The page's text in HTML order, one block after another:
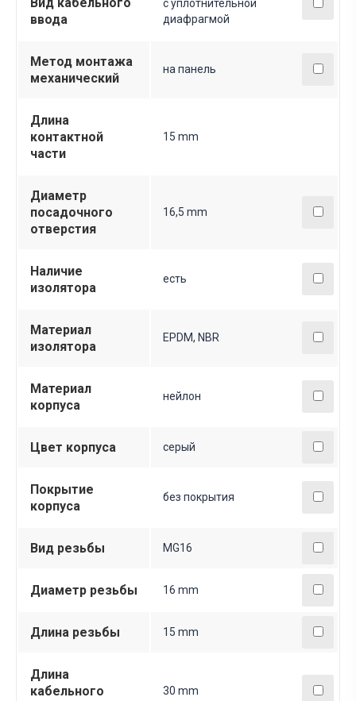
ввода
с уплотнительной
диафрагмой
Метод монтажа
механический
на панель
Длина
контактной
части
15 mm
Диаметр
посадочного
отверстия
16,5 mm
Наличие
изолятора
есть
Материал
изолятора
EPDM, NBR
Материал
корпуса
нейлон
Цвет корпуса серый
Покрытие
корпуса
без покрытия
Вид резьбы MG16
Диаметр резьбы 16 mm
Длина резьбы 15 mm
Длина
кабельного
30 mm